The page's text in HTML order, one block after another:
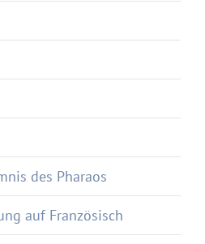
des Pharaos
auf Französisch